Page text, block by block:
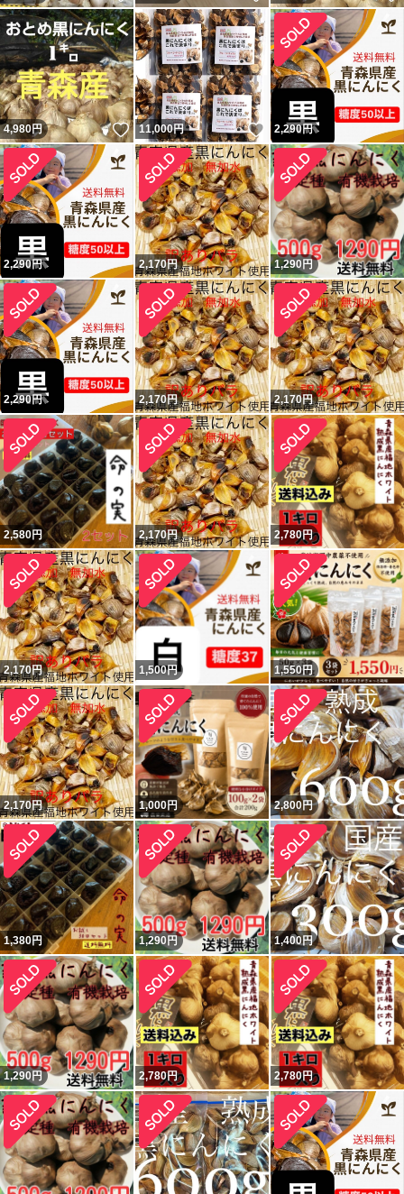
4,980円 いいね！
11,000円 いいね！
2,290円
2,290円 2,170円 1,290円
2,290円 2,170円 2,170円
2,580円 2,170円 2,780円
2,170円 1,500円 1,550円
2,170円 1,000円 2,800円
1,380円 1,290円 1,400円
1,290円 2,780円 2,780円